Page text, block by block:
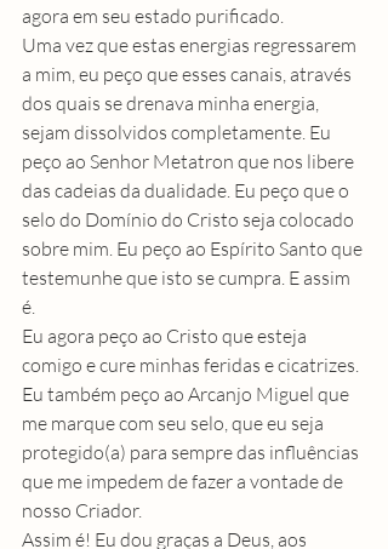
agora em seu estado purificado.
Uma vez que estas energias regressarem
a mim, eu peço que esses canais, através
dos quais se drenava minha energia,
sejam dissolvidos completamente. Eu
peço ao Senhor Metatron que nos libere
das cadeias da dualidade. Eu peço que o
selo do Domínio do Cristo seja colocado
sobre mim. Eu peço ao Espírito Santo que
testemunhe que isto se cumpra. E assim
é.
Eu agora peço ao Cristo que esteja
comigo e cure minhas feridas e cicatrizes.
Eu também peço ao Arcanjo Miguel que
me marque com seu selo, que eu seja
protegido(a) para sempre das influências
que me impedem de fazer a vontade de
nosso Criador.
Assim é! Eu dou graças a Deus, aos